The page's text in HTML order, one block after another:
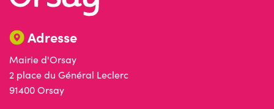
Adresse
Mairie d'Orsay
2 place du Général Leclerc
91400 Orsay